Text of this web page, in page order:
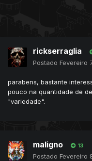
rickserraglia
Postado Fevereiro
parabens, bastante
pouco na quantidade de
"variedade".
maligno 13
Postado Fevereiro